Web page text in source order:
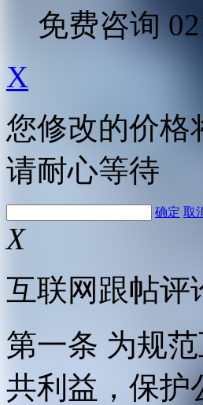
免费咨询
X
您修改的价格
请耐心等待
确定 取
X
互联网跟帖评
第一条 为规
共利益，保护